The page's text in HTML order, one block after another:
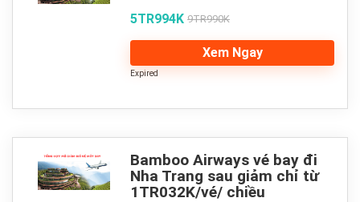
5TR994K 9TR990K
Xem Ngay
Expired
Bamboo Airways vé bay đi
Nha Trang sau giảm chỉ từ
1TR032K/vé/ chiều